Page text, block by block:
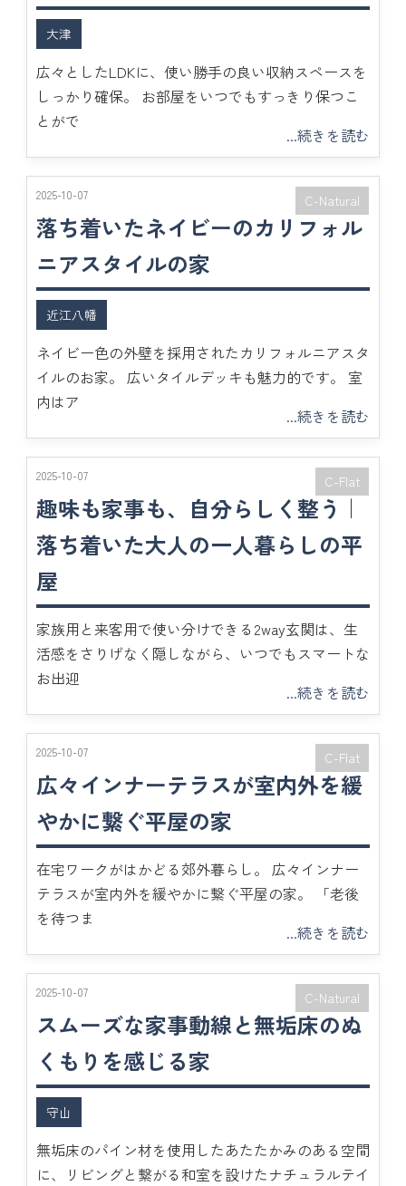
大津
広々としたLDKに、使い勝手の良い収納スペースを
しっかり確保。 お部屋をいつでもすっきり保つこ
とがで
...続きを読む
2025-10-07
落ち着いたネイビーのカリフォル
ニアスタイルの家
C-Natural
近江八幡
ネイビー色の外壁を採用されたカリフォルニアスタ
イルのお家。 広いタイルデッキも魅力的です。 室
内はア
...続きを読む
2025-10-07
趣味も家事も、自分らしく整う｜
落ち着いた大人の一人暮らしの平
屋
C-Flat
家族用と来客用で使い分けできる2way玄関は、生
活感をさりげなく隠しながら、いつでもスマートな
お出迎
...続きを読む
2025-10-07
広々インナーテラスが室内外を緩
やかに繋ぐ平屋の家
C-Flat
在宅ワークがはかどる郊外暮らし。 広々インナー
テラスが室内外を緩やかに繋ぐ平屋の家。 「老後
を待つま
...続きを読む
2025-10-07
スムーズな家事動線と無垢床のぬ
くもりを感じる家
C-Natural
守山
無垢床のパイン材を使用したあたたかみのある空間
に、リビングと繋がる和室を設けたナチュラルテイ